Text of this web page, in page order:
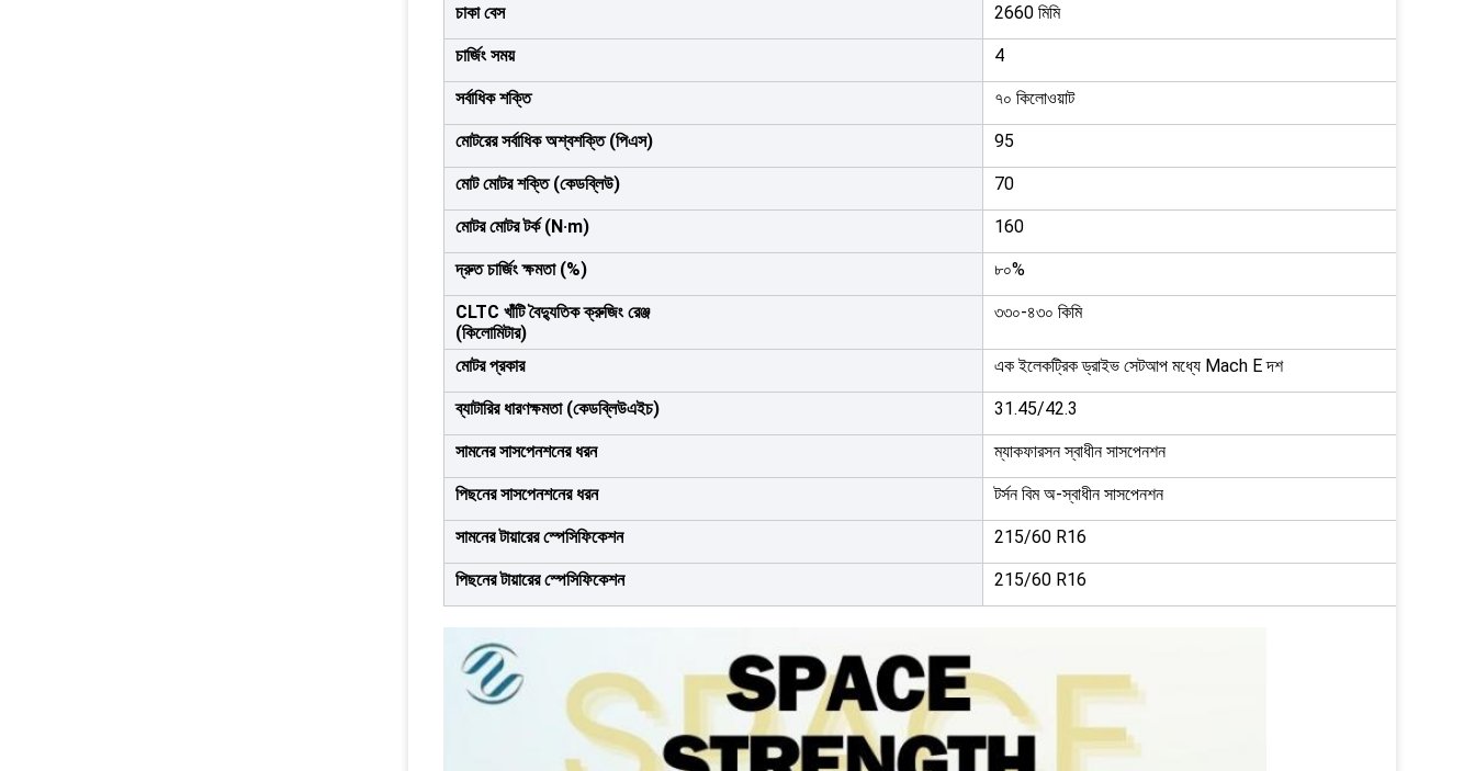
চাকা বেস 2660 মিমি
চার্জিং সময় 4
সর্বাধিক শক্তি ৭০ কিলোওয়াট
মোটরের সর্বাধিক অশ্বশক্তি (পিএস) 95
মোট মোটর শক্তি (কেডব্লিউ) 70
মোটর মোটর টর্ক (N·m) 160
দ্রুত চার্জিং ক্ষমতা (%) ৮০%
CLTC খাঁটি বৈদ্যুতিক ক্রুজিং রেঞ্জ
(কিলোমিটার)
৩৩০-৪৩০ কিমি
মোটর প্রকার এক ইলেকট্রিক ড্রাইভ সেটআপ মধ্যে Mach E দশ
ব্যাটারির ধারণক্ষমতা (কেডব্লিউএইচ) 31.45/42.3
সামনের সাসপেনশনের ধরন ম্যাকফারসন স্বাধীন সাসপেনশন
পিছনের সাসপেনশনের ধরন টর্সন বিম অ-স্বাধীন সাসপেনশন
সামনের টায়ারের স্পেসিফিকেশন 215/60 R16
পিছনের টায়ারের স্পেসিফিকেশন 215/60 R16